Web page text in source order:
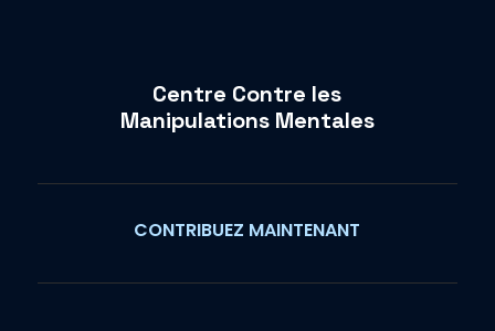
Centre Contre les
Manipulations Mentales
CONTRIBUEZ MAINTENANT